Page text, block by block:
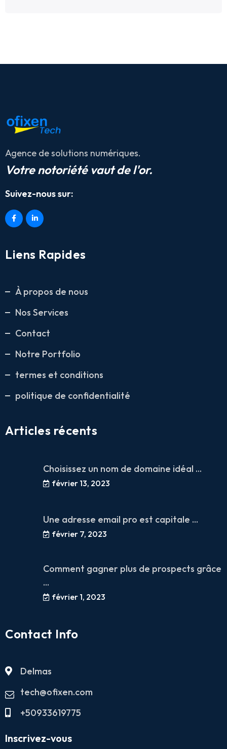
Agence de solutions numériques.
Votre notoriété vaut de l'or.
Suivez-nous sur:
Liens Rapides
À propos de nous
Nos Services
Contact
Notre Portfolio
termes et conditions
politique de confidentialité
Articles récents
Choisissez un nom de domaine idéal ...
février 13, 2023
Une adresse email pro est capitale ...
février 7, 2023
Comment gagner plus de prospects grâce
...
février 1, 2023
Contact Info
Delmas
tech@ofixen.com
+50933619775
Inscrivez-vous